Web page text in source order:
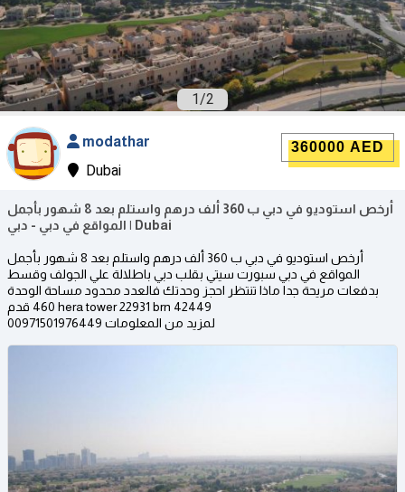
1/2
modathar
Dubai
360000 AED
أرخص استوديو في دبي ب 360 ألف درهم واستلم بعد 8 شهور بأجمل
المواقع في دبي - دبي | Dubai
أرخص استوديو في دبي ب 360 ألف درهم واستلم بعد 8 شهور بأجمل
المواقع في دبي سبورت سيتي بقلب دبي باطلالة علي الجولف وقسط
بدفعات مريحة جدا ماذا تنتظر احجز وحدتك فالعدد محدود مساحة الوحدة
460 قدم hera tower 22931 brn 42449​
لمزيد من المعلومات 00971501976449